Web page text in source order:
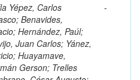
Yépez, Carlos
Benavides,
Hernández, Paúl;
Juan Carlos; Yánez,
Huayamave,
Gerson; Trelles
-